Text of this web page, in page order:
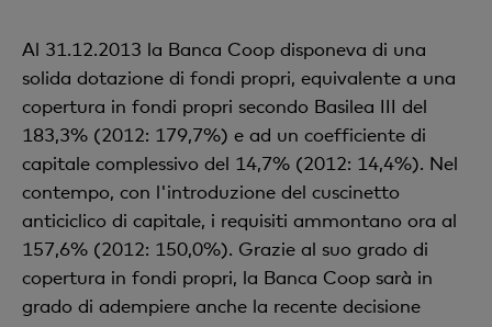
Al 31.12.2013 la Banca Coop disponeva di una
solida dotazione di fondi propri, equivalente a una
copertura in fondi propri secondo Basilea III del
183,3% (2012: 179,7%) e ad un coefficiente di
capitale complessivo del 14,7% (2012: 14,4%). Nel
contempo, con l'introduzione del cuscinetto
anticiclico di capitale, i requisiti ammontano ora al
157,6% (2012: 150,0%). Grazie al suo grado di
copertura in fondi propri, la Banca Coop sarà in
grado di adempiere anche la recente decisione